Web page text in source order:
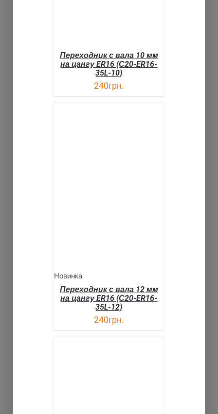
Переходник с вала 10 мм
на цангу ER16 (С20-ER16-
35L-10)
240грн.
Новинка
Переходник с вала 12 мм
на цангу ER16 (С20-ER16-
35L-12)
240грн.